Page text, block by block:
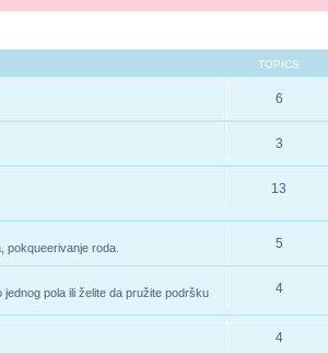
TOPICS
6
3
13
pokqueerivanje roda. 5
pola ili želite da pružite podršku
4
4